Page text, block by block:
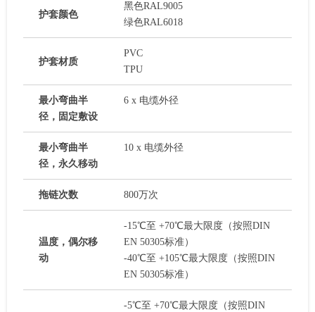
护套颜色
黑色RAL9005
绿色RAL6018
护套材质
PVC
TPU
最小弯曲半
径，固定敷设
6 x 电缆外径
最小弯曲半
径，永久移动
10 x 电缆外径
拖链次数 800万次
温度，偶尔移
动
-15℃至 +70℃最大限度（按照DIN
EN 50305标准）
-40℃至 +105℃最大限度（按照DIN
EN 50305标准）
-5℃至 +70℃最大限度（按照DIN